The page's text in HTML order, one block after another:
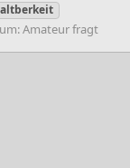
Amateur fragt